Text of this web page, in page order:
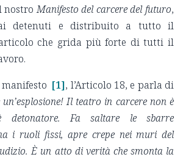
nostroManifesto del carcere del futuro,
detenuti e distribuito a tutto il
che grida più forte di tutti il
[1], l’Articolo 18, e parla di
Il teatro in carcere non è
detonatore. Fa saltare le sbarre
i ruoli fissi, apre crepe nei muri del
È un atto di verità che smonta la